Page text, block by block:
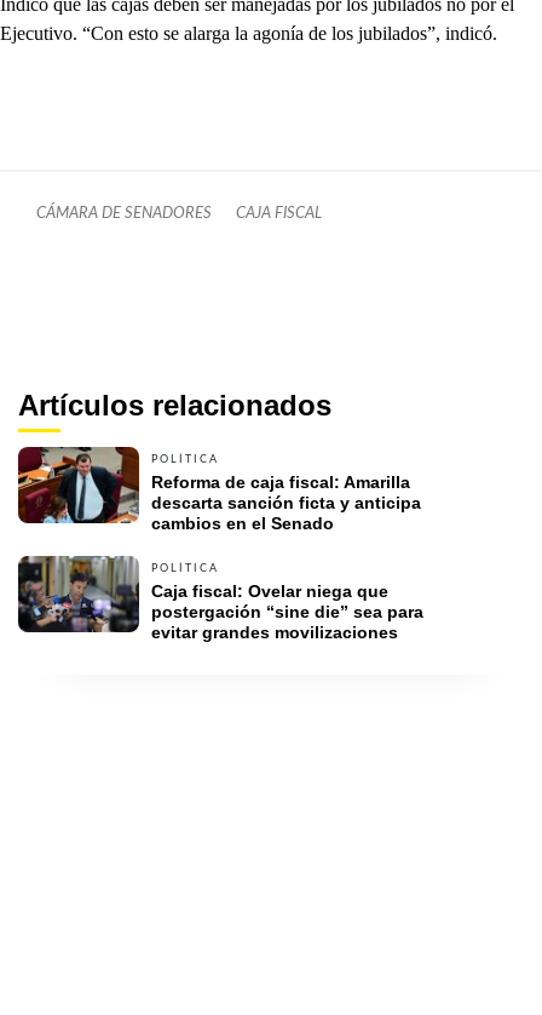
Indicó que las cajas deben ser manejadas por los jubilados no por el
Ejecutivo. “Con esto se alarga la agonía de los jubilados”, indicó.
CÁMARA DE SENADORES CAJA FISCAL
Artículos relacionados
POLÍTICA
Reforma de caja fiscal: Amarilla
descarta sanción ficta y anticipa
cambios en el Senado
POLÍTICA
Caja fiscal: Ovelar niega que
postergación “sine die” sea para
evitar grandes movilizaciones